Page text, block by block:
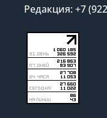
Редакция: +7